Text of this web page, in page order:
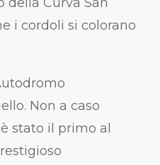
i cordoli si colorano
Non a caso
stato il primo al